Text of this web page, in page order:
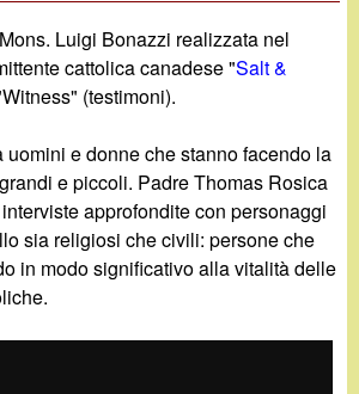
i
r
i
c
e
r
a
Luigi Bonazzi realizzata nel
cattolica canadese "Salt &
(testimoni).
uomini e donne che stanno facendo la
e piccoli. Padre Thomas Rosica
approfondite con personaggi
sia religiosi che civili: persone che
in modo significativo alla vitalità delle